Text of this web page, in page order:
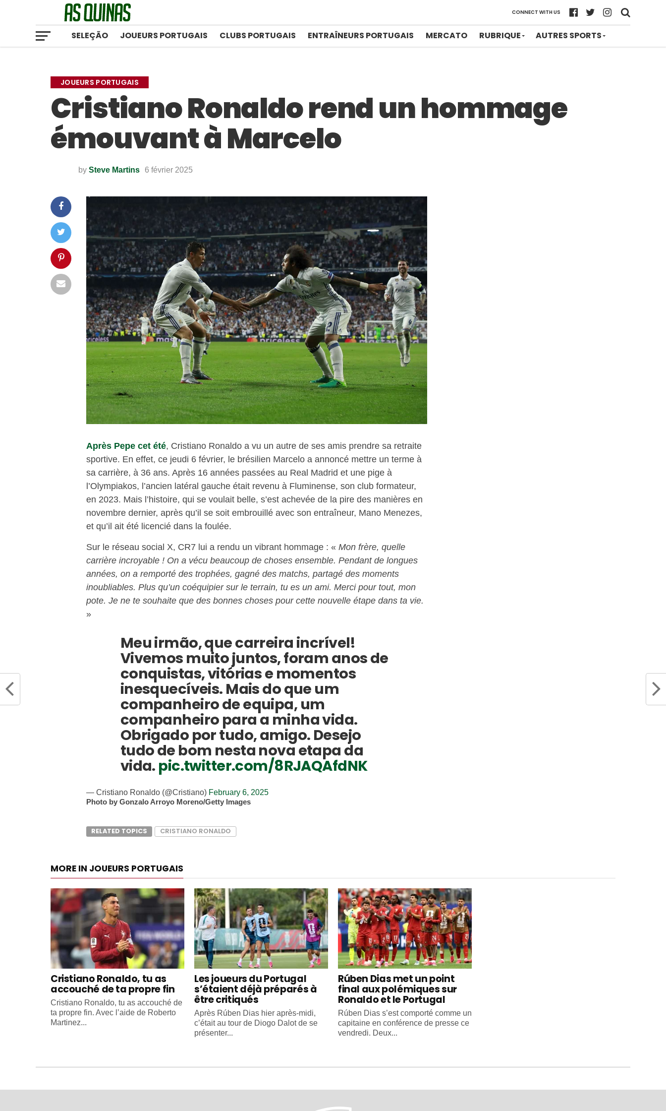
CONNECT WITH US
SELEÇÃO JOUEURS PORTUGAIS CLUBS PORTUGAIS ENTRAÎNEURS PORTUGAIS MERCATO RUBRIQUE AUTRES SPORTS
JOUEURS PORTUGAIS
Cristiano Ronaldo rend un hommage
émouvant à Marcelo
by Steve Martins 6 février 2025
Après Pepe cet été, Cristiano Ronaldo a vu un autre de ses amis prendre sa retraite
sportive. En effet, ce jeudi 6 février, le brésilien Marcelo a annoncé mettre un terme à
sa carrière, à 36 ans. Après 16 années passées au Real Madrid et une pige à
l’Olympiakos, l’ancien latéral gauche était revenu à Fluminense, son club formateur,
en 2023. Mais l’histoire, qui se voulait belle, s’est achevée de la pire des manières en
novembre dernier, après qu’il se soit embrouillé avec son entraîneur, Mano Menezes,
et qu’il ait été licencié dans la foulée.
Sur le réseau social X, CR7 lui a rendu un vibrant hommage : « Mon frère, quelle
carrière incroyable ! On a vécu beaucoup de choses ensemble. Pendant de longues
années, on a remporté des trophées, gagné des matchs, partagé des moments
inoubliables. Plus qu’un coéquipier sur le terrain, tu es un ami. Merci pour tout, mon
pote. Je ne te souhaite que des bonnes choses pour cette nouvelle étape dans ta vie.
»
Meu irmão, que carreira incrível!
Vivemos muito juntos, foram anos de
conquistas, vitórias e momentos
inesquecíveis. Mais do que um
companheiro de equipa, um
companheiro para a minha vida.
Obrigado por tudo, amigo. Desejo
tudo de bom nesta nova etapa da
vida. pic.twitter.com/8RJAQAfdNK
— Cristiano Ronaldo (@Cristiano) February 6, 2025
Photo by Gonzalo Arroyo Moreno/Getty Images
RELATED TOPICS CRISTIANO RONALDO
MORE IN JOUEURS PORTUGAIS
Cristiano Ronaldo, tu as
accouché de ta propre fin
Cristiano Ronaldo, tu as accouché de
ta propre fin. Avec l’aide de Roberto
Martinez...
Les joueurs du Portugal
s’étaient déjà préparés à
être critiqués
Après Rúben Dias hier après-midi,
c’était au tour de Diogo Dalot de se
présenter...
Rúben Dias met un point
final aux polémiques sur
Ronaldo et le Portugal
Rúben Dias s’est comporté comme un
capitaine en conférence de presse ce
vendredi. Deux...